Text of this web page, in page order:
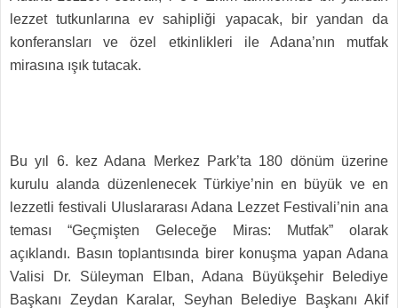
lezzet tutkunlarına ev sahipliği yapacak, bir yandan da
konferansları ve özel etkinlikleri ile Adana’nın mutfak
mirasına ışık tutacak.
Bu yıl 6. kez Adana Merkez Park’ta 180 dönüm üzerine
kurulu alanda düzenlenecek Türkiye’nin en büyük ve en
lezzetli festivali Uluslararası Adana Lezzet Festivali’nin ana
teması “Geçmişten Geleceğe Miras: Mutfak” olarak
açıklandı. Basın toplantısında birer konuşma yapan Adana
Valisi Dr. Süleyman Elban, Adana Büyükşehir Belediye
Başkanı Zeydan Karalar, Seyhan Belediye Başkanı Akif